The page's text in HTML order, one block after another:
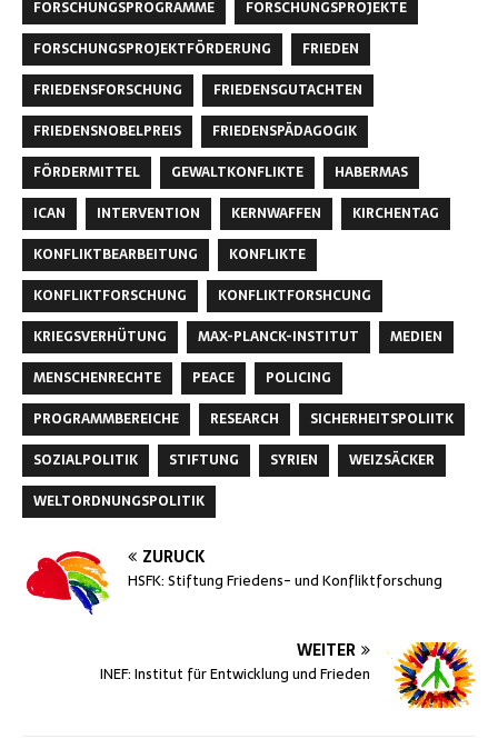
FORSCHUNGSPROGRAMME
FORSCHUNGSPROJEKTE
FORSCHUNGSPROJEKTFÖRDERUNG
FRIEDEN
FRIEDENSFORSCHUNG
FRIEDENSGUTACHTEN
FRIEDENSNOBELPREIS
FRIEDENSPÄDAGOGIK
FÖRDERMITTEL
GEWALTKONFLIKTE
HABERMAS
ICAN
INTERVENTION KERNWAFFEN
KIRCHENTAG
KONFLIKTBEARBEITUNG
KONFLIKTE
KONFLIKTFORSCHUNG
KONFLIKTFORSHCUNG
KRIEGSVERHÜTUNG
MAX-PLANCK-INSTITUT
MEDIEN
MENSCHENRECHTE
PEACE
POLICING
PROGRAMMBEREICHE
RESEARCH
SICHERHEITSPOLIITK
SOZIALPOLITIK
STIFTUNG SYRIEN
WEIZSÄCKER
WELTORDNUNGSPOLITIK
ZURÜCK
HSFK: Stiftung Friedens- und Konfliktforschung
WEITER
INEF: Institut für Entwicklung und Frieden